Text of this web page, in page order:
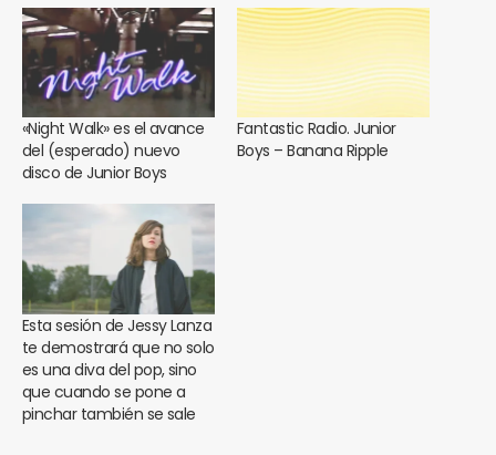
«Night Walk» es el avance
del (esperado) nuevo
disco de Junior Boys
Fantastic Radio. Junior
Boys – Banana Ripple
Esta sesión de Jessy Lanza
te demostrará que no solo
es una diva del pop, sino
que cuando se pone a
pinchar también se sale